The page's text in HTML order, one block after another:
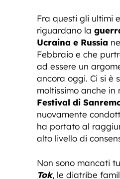
Fra questi gli ultimi
riguardano la
Ucraina e Russia
Febbraio e che
ad essere un
ancora oggi. Ci si è
moltissimo anche in
Festival di
nuovamente
ha portato al
alto livello di
Non sono mancati
Tok, le diatribe